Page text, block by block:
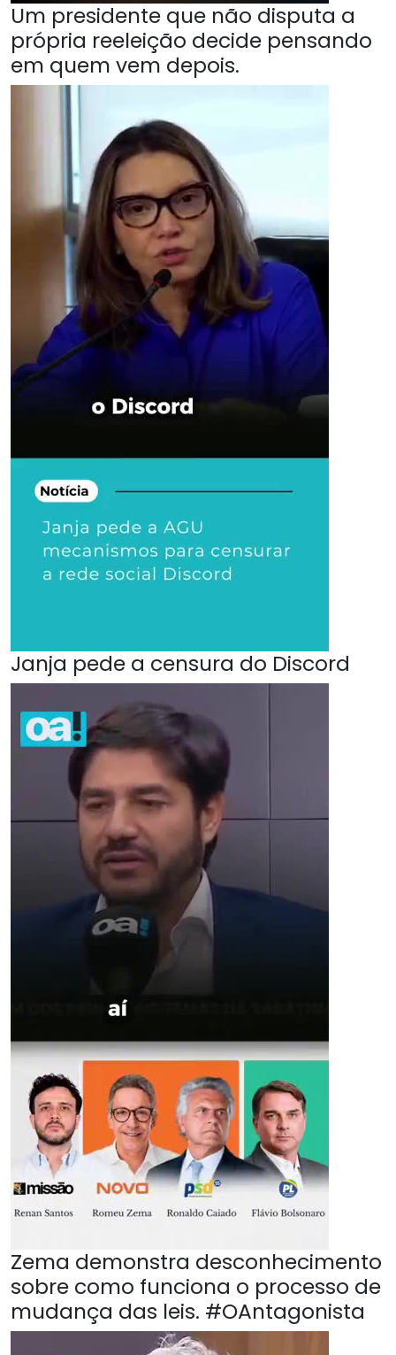
Um presidente que não disputa a
própria reeleição decide pensando
em quem vem depois.
Janja pede a censura do Discord
Zema demonstra desconhecimento
sobre como funciona o processo de
mudança das leis. #OAntagonista